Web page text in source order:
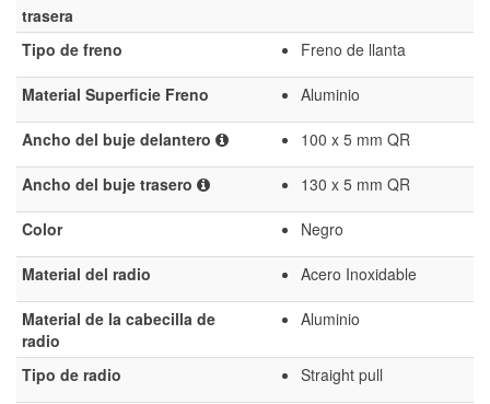
trasera
Tipo de freno Freno de llanta
Material Superficie Freno Aluminio
Ancho del buje delantero 100 x 5 mm QR
Ancho del buje trasero 130 x 5 mm QR
Color Negro
Material del radio Acero Inoxidable
Material de la cabecilla de
radio
Aluminio
Tipo de radio Straight pull